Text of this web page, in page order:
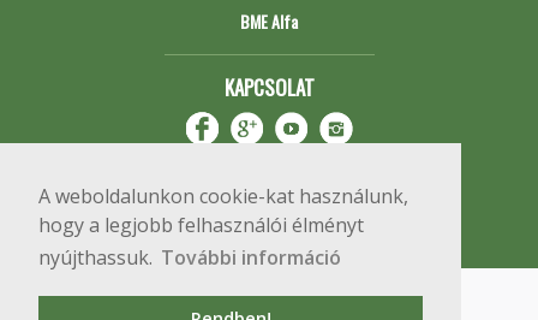
A weboldalunkon cookie-kat használunk,
hogy a legjobb felhasználói élményt
nyújthassuk. További információ
BME Alfa
KAPCSOLAT
Copyright © 2020 BME Építőmérnöki Kar